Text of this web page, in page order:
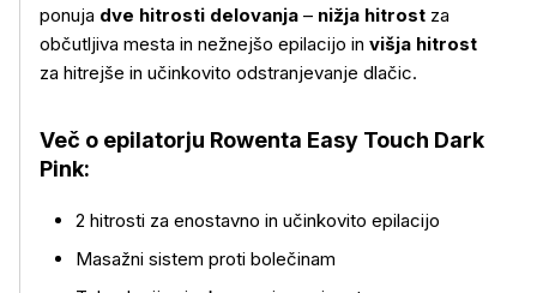
Več o izdelku
ponuja dve hitrosti delovanja – nižja hitrost za
občutljiva mesta in nežnejšo epilacijo in višja hitrost
za hitrejše in učinkovito odstranjevanje dlačic.
Več o epilatorju Rowenta Easy Touch Dark
Pink:
2 hitrosti za enostavno in učinkovito epilacijo
Masažni sistem proti bolečinam